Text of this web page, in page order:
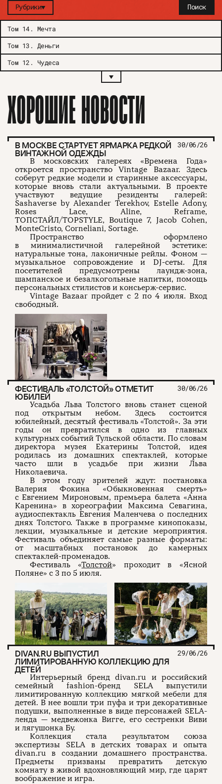
Поиск
Рубрики
Том 14.
Мечта
Том 13 . Деньги
Том 12 . Чудеса
ХОРОШИЕ НОВОСТИ
В МОСКВЕ СТАРТУЕТ ЯРМАРКА РЕДКОЙ
ВИНТАЖНОЙ ОДЕЖДЫ
30/06/26
В московских галереях «Времена Года»
откроется пространство Vintage Bazaar. Здесь
соберут редкие модели и старинные аксессуары,
которые вновь стали актуальными. В проекте
участвуют ведущие резиденты галерей:
Sashaverse by Alexander Terekhov, Estelle Adony,
Roses Lace, Aline, Reframe,
ТОПСТАЙЛ/TOPSTYLE, Boutique 7, Jacob Cohen,
MonteCristo, Corneliani, Sortage.
Пространство оформлено
в минималистичной галерейной эстетике:
натуральные тона, лаконичные рейлы. Фоном —
музыкальное сопровождение и DJ-сеты. Для
посетителей предусмотрены лаундж-зона,
шампанское и безалкогольные напитки, помощь
персональных стилистов и консьерж-сервис.
Vintage Bazaar пройдет с 2 по 4 июля. Вход
свободный.
ФЕСТИВАЛЬ «ТОЛСТОЙ» ОТМЕТИТ
ЮБИЛЕЙ
30/06/26
Усадьба Льва Толстого вновь станет сценой
под открытым небом. Здесь состоится
юбилейный, десятый фестиваль «Толстой». За эти
годы он превратился в одно из главных
культурных событий Тульской области. По словам
директора музея Екатерины Толстой, идея
родилась из домашних спектаклей, которые
часто шли в усадьбе при жизни Льва
Николаевича.
В этом году зрителей ждут: постановка
Валерия Фокина «Обыкновенная смерть»
с Евгением Мироновым, премьера балета «Анна
Каренина» в хореографии Максима Севагина,
аудиоспектакль Евгения Маленчева о последних
днях Толстого. Также в программе кинопоказы,
лекции, музыкальные и детские мероприятия.
Фестиваль объединяет самые разные форматы:
от масштабных постановок до камерных
спектаклей-променадов.
Фестиваль «Толстой» проходит в «Ясной
Поляне» с 3 по 5 июля.
DIVAN.RU ВЫПУСТИЛ
ЛИМИТИРОВАННУЮ КОЛЛЕКЦИЮ ДЛЯ
ДЕТЕЙ
29/06/26
Интерьерный бренд divan.ru и российский
семейный fashion-бренд SELA выпустили
лимитированную коллекцию мягкой мебели для
детей. В нее вошли три пуфа и три декоративные
подушки, выполненные в виде персонажей SELA-
ленда — медвежонка Вигге, его сестренки Виви
и лягушонка Бу.
Коллекция стала результатом союза
экспертизы SELA в детских товарах и опыта
divan.ru в создании домашнего пространства.
Предметы призваны превратить детскую
комнату в живой вдохновляющий мир, где царят
воображение и игра.